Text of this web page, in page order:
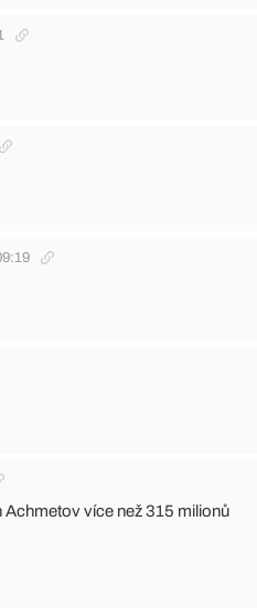
více než 315 milionů